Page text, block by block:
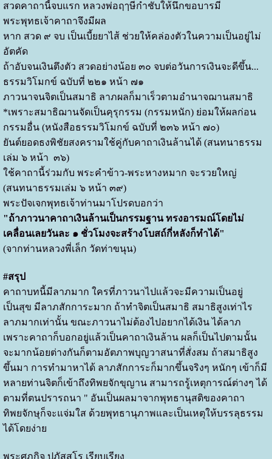
สวดคาถานี้จบแรก หลวงพ่อฤๅษีกำชับให้นึกขอบารมี
พระพุทธเจ้าคาถาจึงมีผล
หาก สวด ๙ จบ เป็นเบี้ยยาไส้ ช่วยให้คล่องตัวในความเป็นอยู่ไม่
อัตคัด
ถ้าอับจนเงินตึงตัว สวดอย่างน้อย ๓๐ จบต่อวันการเงินจะดีขึ้น...
ธรรมวิโมกข์ ฉบับที่ ๒๒๑ หน้า ๗๑
ภาวนาจนจิตเป็นสมาธิ ลาภผลก็มาเร็วตามอำนาจฌานสมาธิ
*เพราะสมาธิฌานจัดเป็นคุรุกรรม (กรรมหนัก) ย่อมให้ผลก่อน
กรรมอื่น (หนังสือธรรมวิโมกข์ ฉบับที่ ๒๓๖ หน้า ๗๐)
ยันต์ยอดธงพิชัยสงครามใช้คู่กับคาถาเงินล้านได้ (สนทนาธรรม
เล่ม ๖ หน้า ๓๖)
ใช้คาถานี้ร่วมกับ พระคำข้าว-พระหางหมาก จะรวยใหญ่
(สนทนาธรรมเล่ม ๖ หน้า ๓๙)
พระปัจเจกพุทธเจ้าท่านมาโปรดบอกว่า
"ถ้าภาวนาคาถาเงินล้านเป็นกรรมฐาน ทรงอารมณ์โดยไม่
เคลื่อนเลยวันละ ๑ ชั่วโมงจะสร้างโบสถ์กี่หลังก็ทำได้"
(จากท่านหลวงพี่เล็ก วัดท่าขนุน)
#สรุป
คาถาบทนี้มีลาภมาก ใครที่ภาวนาไปแล้วจะมีความเป็นอยู่
เป็นสุข มีลาภสักการะมาก ถ้าทำจิตเป็นสมาธิ สมาธิสูงเท่าไร
ลาภมากเท่านั้น ขณะภาวนาไม่ต้องไปอยากได้เงิน ได้ลาภ
เพราะคาถาก็บอกอยู่แล้วเป็นคาถาเงินล้าน ผลก็เป็นไปตามนั้น
จะมากน้อยต่างกันก็ตามอัตภาพบุญวาสนาที่สั่งสม ถ้าสมาธิสูง
ขึ้นมา การทำมาหาได้ ลาภสักการะก็มากขึ้นจริงๆ หนักๆ เข้าก็มี
หลายท่านจิตก็เข้าถึงทิพยจักขุญาน สามารถรู้เหตุการณ์ต่างๆ ได้
ตามที่ตนปรารถนา " อันเป็นผลมาจากพุทธานุสติของคาถา
ทิพยจักษุก็จะแจ่มใส ด้วยพุทธานุภาพและเป็นเหตุให้บรรลุธรรม
ได้โดยง่าย
พระศุภกิจ ปภัสสโร เรียบเรียง